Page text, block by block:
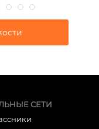
СЕТИ